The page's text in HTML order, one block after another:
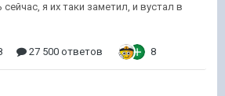
я их таки заметил, и вустал в
27 500 ответов 8